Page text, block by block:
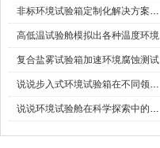
非标环境试验箱定制化解决方案在可靠性测试中的重要性
高低温试验舱模拟出各种温度环境
复合盐雾试验箱加速环境腐蚀测试
说说步入式环境试验箱在不同领域的应用
说说环境试验舱在科学探索中的作用